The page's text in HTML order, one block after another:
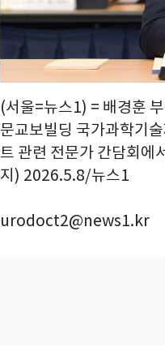
(서울=뉴스1) = 배경훈
문교보빌딩 국가과학기
트 관련 전문가 간담회에
지) 2026.5.8/뉴스1
urodoct2@news1.kr